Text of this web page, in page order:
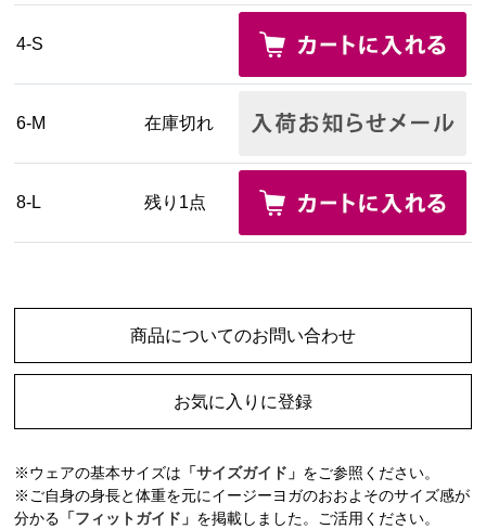
4-S
6-M 在庫切れ
8-L 残り1点
商品についてのお問い合わせ
お気に入りに登録
※ウェアの基本サイズは 「サイズガイド」 をご参照ください。
※ご自身の身長と体重を元にイージーヨガのおおよそのサイズ感が
分かる 「フィットガイド」 を掲載しました。ご活用ください。